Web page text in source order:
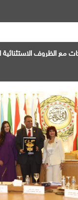
مع الظروف الاستثنائية